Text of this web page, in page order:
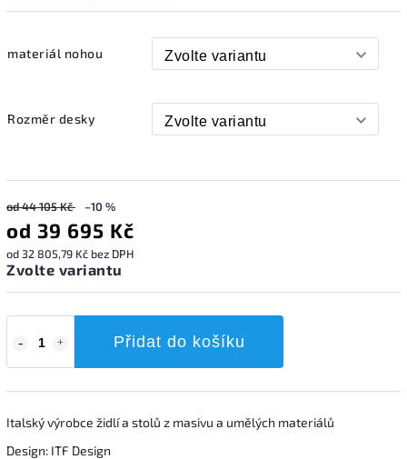
materiál nohou
Rozměr desky
od 44 105 Kč –10 %
od 39 695 Kč
od32 805,79 Kč bez DPH
Zvolte variantu
Přidat do košíku
Italský výrobce židlí a stolů z masivu a umělých materiálů
Design: ITF Design